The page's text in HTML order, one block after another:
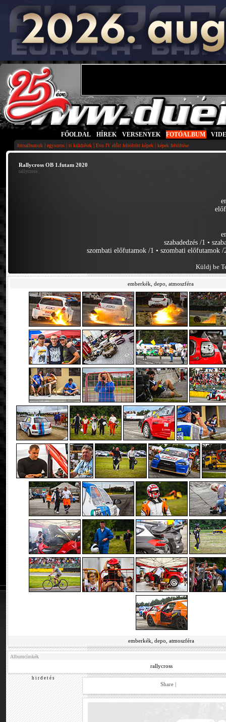
FŐOLDAL HÍREK VERSENYEK FOTÓALBUM
fotoalbumok | egysoros | ti küldtétek | Evo IV előtt feltöltött képek | képek feltöltése
Rallycross OB 1.futam 2020
rallycross
szabadedzés /1 •
szombati előfutamok /1 •szombati előfutamok /
Küldj be
emberkék, depo, atmoszféra
emberkék, depo, atmoszféra
Albumcímkék
rallycross
h i r d e t é s
Share |